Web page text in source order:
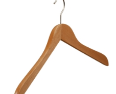
HINZUFÜGEN